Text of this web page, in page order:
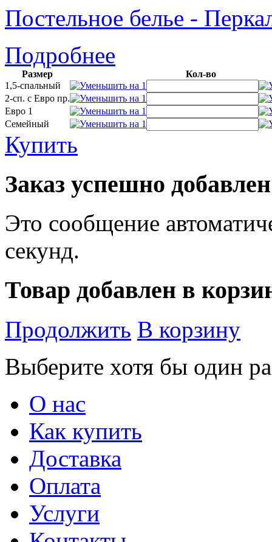
Постельное белье -
Подробнее
Размер
Кол-во
1,5-спальный
2-сп. с Евро пр.
Евро 1
Семейный
Купить
Заказ успешно
Это сообщение
секунд.
Товар добавлен в
Продолжить В корзину
Выберите хотя бы один
О нас
Как купить
Доставка
Оплата
Услуги